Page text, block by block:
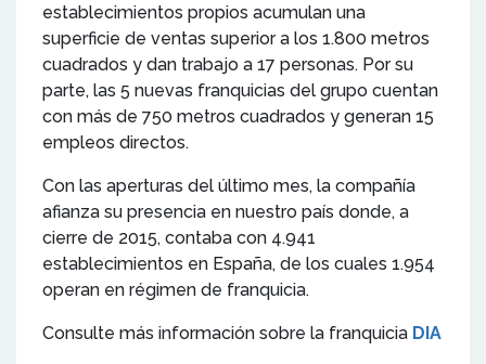
establecimientos propios acumulan una
superficie de ventas superior a los 1.800 metros
cuadrados y dan trabajo a 17 personas. Por su
parte, las 5 nuevas franquicias del grupo cuentan
con más de 750 metros cuadrados y generan 15
empleos directos.
Con las aperturas del último mes, la compañía
afianza su presencia en nuestro país donde, a
cierre de 2015, contaba con 4.941
establecimientos en España, de los cuales 1.954
operan en régimen de franquicia.
Consulte más información sobre la franquicia DIA